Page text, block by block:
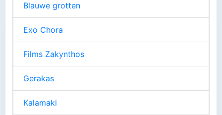
Blauwe grotten
Exo Chora
Films Zakynthos
Gerakas
Kalamaki